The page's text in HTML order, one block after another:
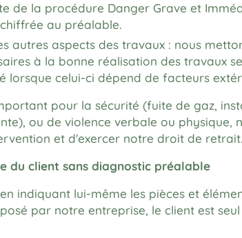
de la procédure Danger Grave et
au préalable.
autres aspects des travaux : nous
à la bonne réalisation des travaux
lorsque celui-ci dépend de facteurs
pour la sécurité (fuite de gaz,
ou de violence verbale ou physique,
et d'exercer notre droit de retrait.
du client sans diagnostic préalable
indiquant lui-même les pièces et
par notre entreprise, le client est